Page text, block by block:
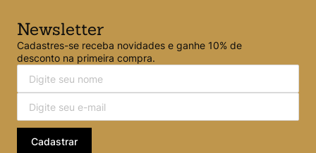
Newsletter
Cadastres-se receba novidades e ganhe 10% de
desconto na primeira compra.
Cadastrar